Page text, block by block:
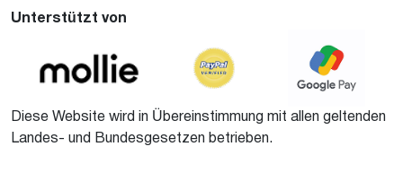
Unterstützt von
Diese Website wird in Übereinstimmung mit allen geltenden
Landes- und Bundesgesetzen betrieben.